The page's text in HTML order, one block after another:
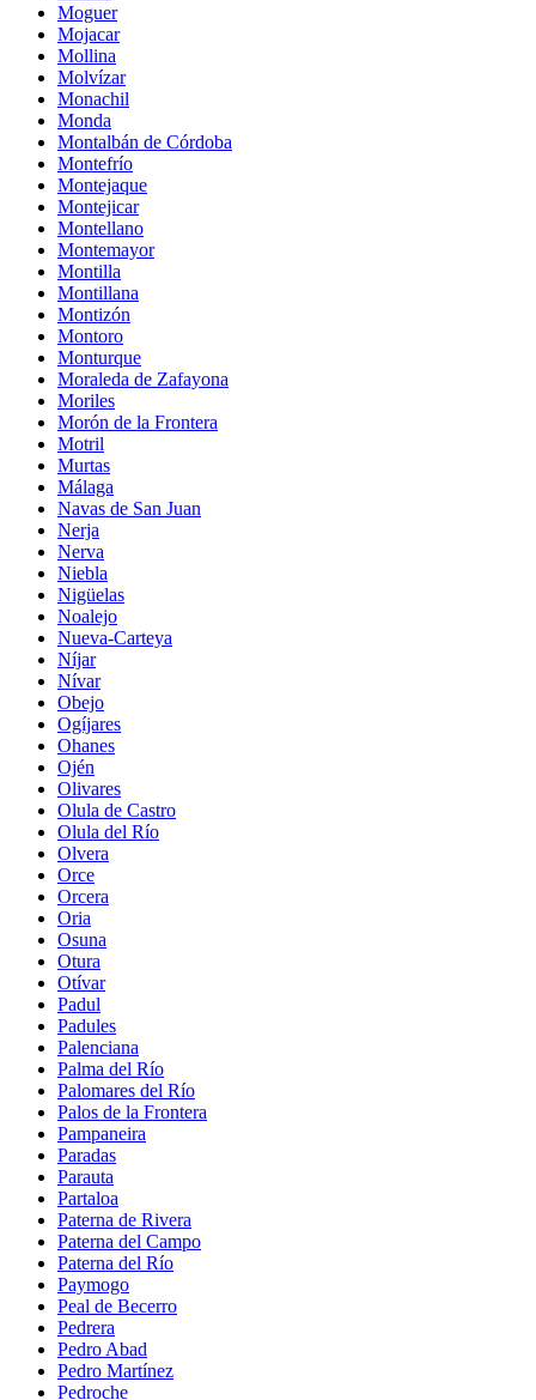
Moguer
Mojacar
Mollina
Molvízar
Monachil
Monda
Montalbán de Córdoba
Montefrío
Montejaque
Montejicar
Montellano
Montemayor
Montilla
Montillana
Montizón
Montoro
Monturque
Moraleda de Zafayona
Moriles
Morón de la Frontera
Motril
Murtas
Málaga
Navas de San Juan
Nerja
Nerva
Niebla
Nigüelas
Noalejo
Nueva-Carteya
Níjar
Nívar
Obejo
Ogíjares
Ohanes
Ojén
Olivares
Olula de Castro
Olula del Río
Olvera
Orce
Orcera
Oria
Osuna
Otura
Otívar
Padul
Padules
Palenciana
Palma del Río
Palomares del Río
Palos de la Frontera
Pampaneira
Paradas
Parauta
Partaloa
Paterna de Rivera
Paterna del Campo
Paterna del Río
Paymogo
Peal de Becerro
Pedrera
Pedro Abad
Pedro Martínez
Pedroche